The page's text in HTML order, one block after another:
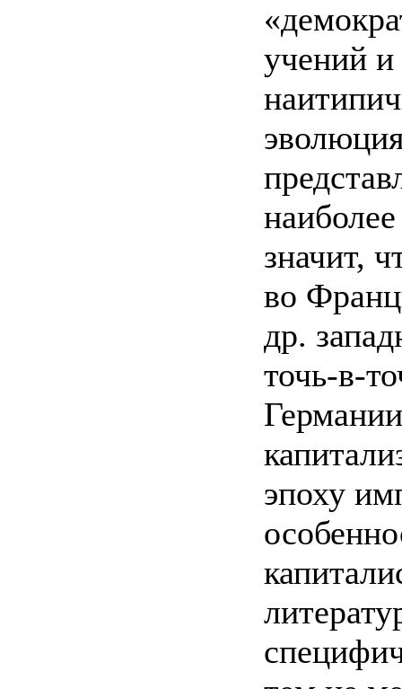
учений и
значит,
во
др.
точь-в-
эпоху